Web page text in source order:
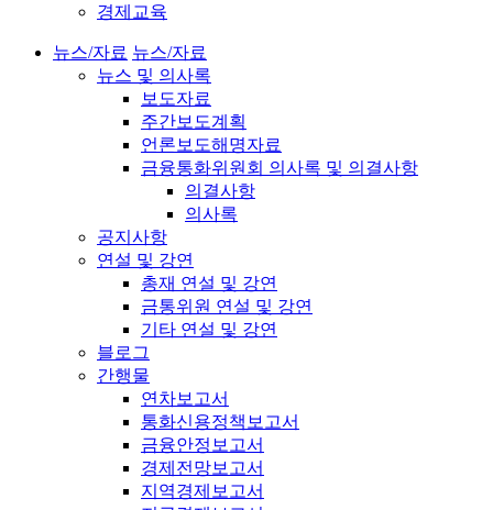
경제교육
뉴스/자료 뉴스/자료
뉴스 및 의사록
보도자료
주간보도계획
언론보도해명자료
금융통화위원회 의사록 및 의결사항
의결사항
의사록
공지사항
연설 및 강연
총재 연설 및 강연
금통위원 연설 및 강연
기타 연설 및 강연
블로그
간행물
연차보고서
통화신용정책보고서
금융안정보고서
경제전망보고서
지역경제보고서